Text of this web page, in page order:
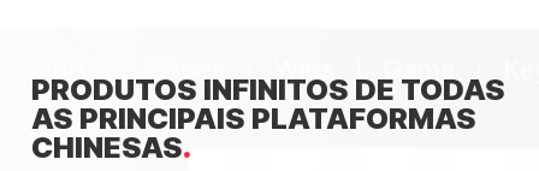
PRODUTOS INFINITOS DE TODAS
AS PRINCIPAIS PLATAFORMAS
CHINESAS